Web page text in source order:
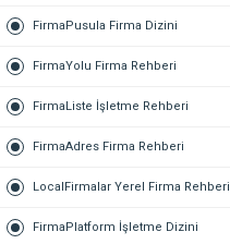
FirmaPusula Firma Dizini
FirmaYolu Firma Rehberi
FirmaListe İşletme Rehberi
FirmaAdres Firma Rehberi
LocalFirmalar Yerel Firma Rehberi
FirmaPlatform İşletme Dizini